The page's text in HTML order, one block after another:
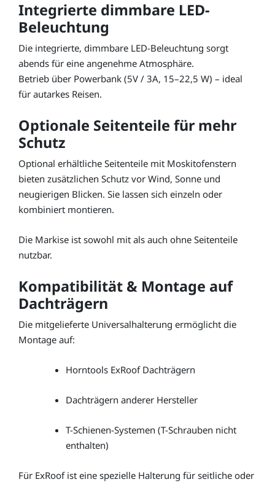
Integrierte dimmbare LED-
Beleuchtung
Die integrierte, dimmbare LED-Beleuchtung sorgt
abends für eine angenehme Atmosphäre.
Betrieb über Powerbank (5V / 3A, 15–22,5 W) – ideal
für autarkes Reisen.
Optionale Seitenteile für mehr
Schutz
Optional erhältliche Seitenteile mit Moskitofenstern
bieten zusätzlichen Schutz vor Wind, Sonne und
neugierigen Blicken. Sie lassen sich einzeln oder
kombiniert montieren.
Die Markise ist sowohl mit als auch ohne Seitenteile
nutzbar.
Kompatibilität & Montage auf
Dachträgern
Die mitgelieferte Universalhalterung ermöglicht die
Montage auf:
Horntools ExRoof Dachträgern
Dachträgern anderer Hersteller
T-Schienen-Systemen (T-Schrauben nicht
enthalten)
Für ExRoof ist eine spezielle Halterung für seitliche oder